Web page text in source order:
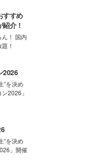
すすめ
介！
！ 国内
！
2026
”を決め
2026」
”を決め
」開催